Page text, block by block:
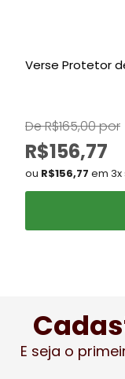
Verse Protetor
De R$165,00 por
R$156,77
ou R$156,77 em 3x
E seja o